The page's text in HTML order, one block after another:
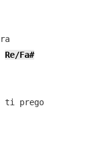
Re/Fa#
Questo mio spazio adesso aperto ti prego